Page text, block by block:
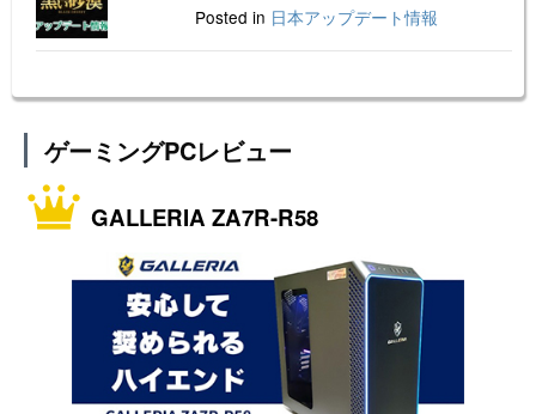
Posted in 日本アップデート情報
ゲーミングPCレビュー
GALLERIA ZA7R-R58